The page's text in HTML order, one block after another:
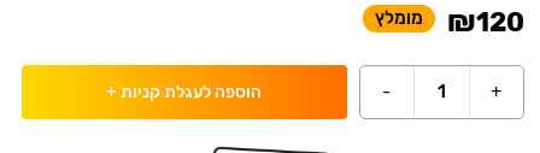
₪120 מומלץ
+
1
- הוספה לעגלת קניות +